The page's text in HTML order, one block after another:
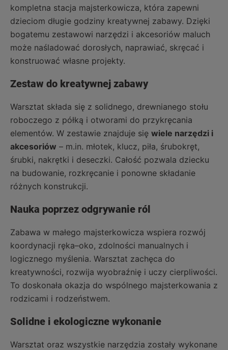
kompletna stacja majsterkowicza, która zapewni
dzieciom długie godziny kreatywnej zabawy. Dzięki
bogatemu zestawowi narzędzi i akcesoriów maluch
może naśladować dorosłych, naprawiać, skręcać i
konstruować własne projekty.
Zestaw do kreatywnej zabawy
Warsztat składa się z solidnego, drewnianego stołu
roboczego z półką i otworami do przykręcania
elementów. W zestawie znajduje się wiele narzędzi i
akcesoriów – m.in. młotek, klucz, piła, śrubokręt,
śrubki, nakrętki i deseczki. Całość pozwala dziecku
na budowanie, rozkręcanie i ponowne składanie
różnych konstrukcji.
Nauka poprzez odgrywanie ról
Zabawa w małego majsterkowicza wspiera rozwój
koordynacji ręka–oko, zdolności manualnych i
logicznego myślenia. Warsztat zachęca do
kreatywności, rozwija wyobraźnię i uczy cierpliwości.
To doskonała okazja do wspólnego majsterkowania z
rodzicami i rodzeństwem.
Solidne i ekologiczne wykonanie
Warsztat oraz wszystkie narzędzia zostały wykonane